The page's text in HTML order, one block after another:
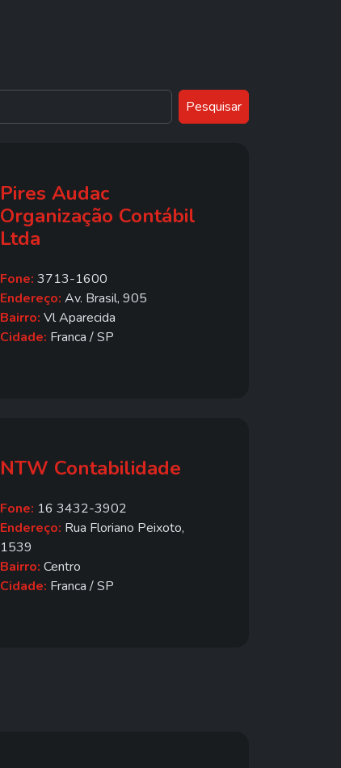
Pesquisar
Pires Audac
Organização Contábil
Ltda
Fone: 3713-1600
Endereço: Av. Brasil, 905
Bairro: Vl Aparecida
Cidade: Franca / SP
NTW Contabilidade
Fone: 16 3432-3902
Endereço: Rua Floriano Peixoto,
1539
Bairro: Centro
Cidade: Franca / SP